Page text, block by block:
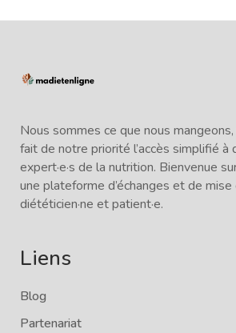
Nous sommes ce que nous
fait de notre priorité l’accès simplifié à
expert·e·s de la nutrition. Bienvenue
une plateforme d’échanges et de
diététicien·ne et patient·e.
Liens
Blog
Partenariat